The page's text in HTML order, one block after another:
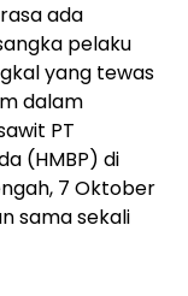
ada
pelaku
yang tewas
dalam
PT
(HMBP) di
7 Oktober
sama sekali